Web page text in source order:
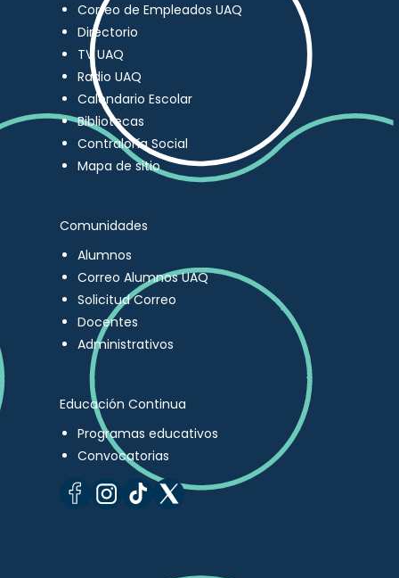
Correo de Empleados UAQ
Directorio
TV UAQ
Radio UAQ
Calendario Escolar
Bibliotecas
Contraloría Social
Mapa de sitio
Comunidades
Alumnos
Correo Alumnos UAQ
Solicitud Correo
Docentes
Administrativos
Educación Continua
Programas educativos
Convocatorias